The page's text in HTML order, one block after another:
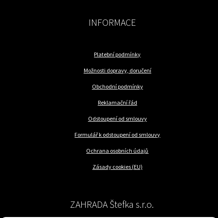
INFORMACE
Platební podmínky
Možnosti dopravy, doručení
Obchodní podmínky
Reklamační řád
Odstoupení od smlouvy
Formulář k odstoupení od smlouvy
Ochrana osobních údajů
Zásady cookies (EU)
ZAHRADA Štefka s.r.o.